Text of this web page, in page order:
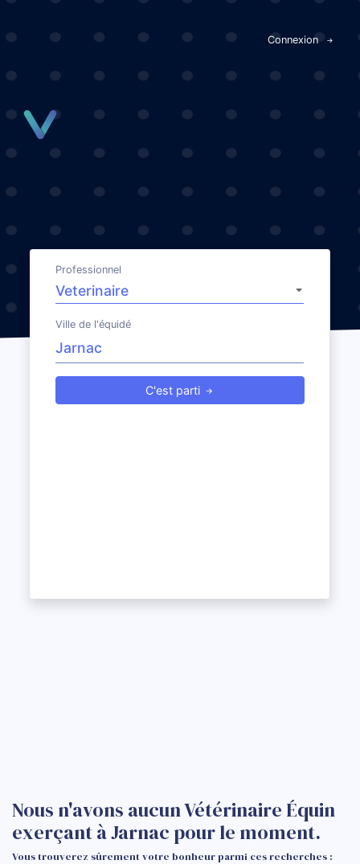
Connexion
Professionnel
Ville de l'équidé
C'est parti
Nous n'avons aucun Vétérinaire Équin
exerçant à Jarnac pour le moment.
Vous trouverez sûrement votre bonheur parmi ces recherches :